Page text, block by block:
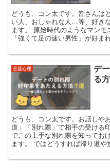
どうも、コン太です。皆さんは
い人、おしゃれな人…等、好き
ます。 原始時代のようなマン
「強くて足の速い男性」が好
恋愛心理
デ
る
どうも、コン太です。お話しや
道」「別れ際」で相手の受ける
でこの上手な別れ際を知ってお
ます。 ではどうすれば帰り道